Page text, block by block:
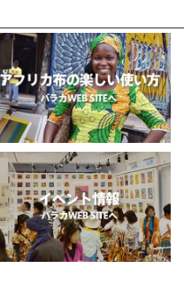
員様シークレットセール】
イズの作品 新入荷！作家
ます
ャリンダの作品コーナー新
くださった作品を、これか
サイの作品新入荷！
・・・などと、想像力をかき
変気に入っております。
ものを仕入れているとありま
た素材のものも気になりま
キテンゲですが、新作新柄が
。
のご感想
ーを入れて見せるインテリア
と思います。